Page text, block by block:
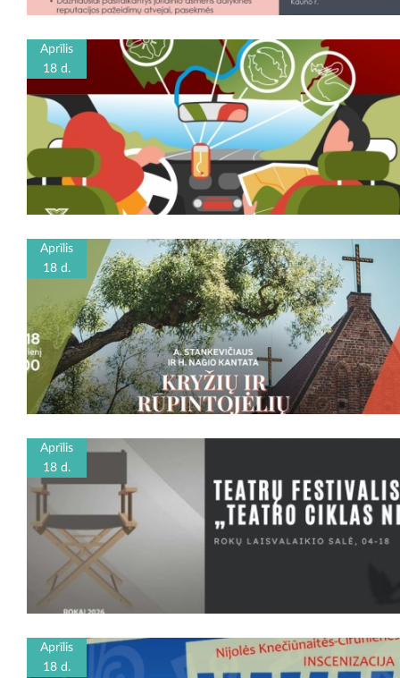
Aprīlis
18 d.
Aprīlis
18 d.
Aprīlis
18 d.
Aprīlis
18 d.